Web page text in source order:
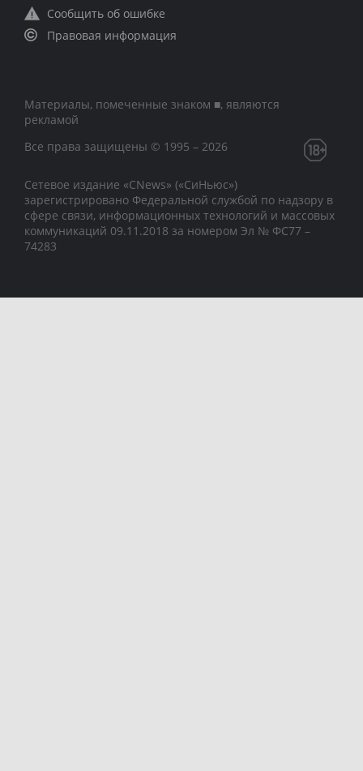
Сообщить об ошибке
Правовая информация
Материалы, помеченные знаком ■, являются
рекламой
Все права защищены © 1995 – 2026
Сетевое издание «CNews» («СиНьюс»)
зарегистрировано Федеральной службой по надзору в
сфере связи, информационных технологий и массовых
коммуникаций 09.11.2018 за номером Эл № ФС77 –
74283